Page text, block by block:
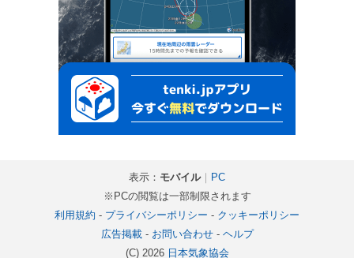
表示： モバイル｜ PC
※PCの閲覧は一部制限されます
利用規約 - プライバシーポリシー - クッキーポリシー
広告掲載- お問い合わせ- ヘルプ
(C) 2026 日本気象協会